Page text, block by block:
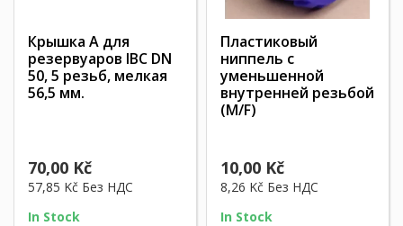
Крышка A для
резервуаров IBC DN
50, 5 резьб, мелкая
56,5 мм.
70,00 Kč
57,85 Kč Без НДС
In Stock
Пластиковый
ниппель с
уменьшенной
внутренней резьбой
(M/F)
10,00 Kč
8,26 Kč Без НДС
In Stock